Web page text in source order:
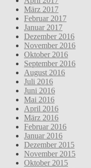
März 2017
Februar 2017
Januar 2017
Dezember 2016
November 2016
Oktober 2016
September 2016
August 2016
Juli 2016
Juni 2016
Mai 2016
April 2016
März 2016
Februar 2016
Januar 2016
Dezember 2015
November 2015
Oktober 2015